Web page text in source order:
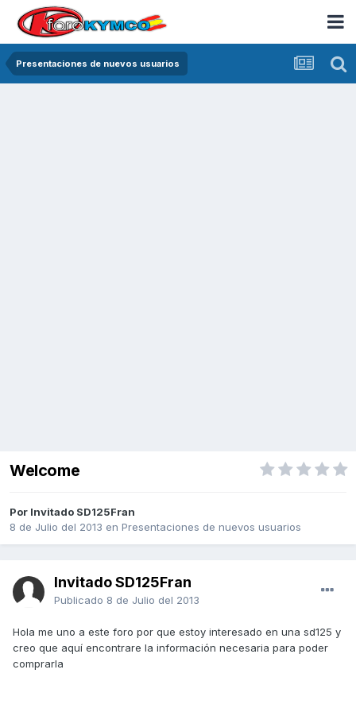
Presentaciones de nuevos usuarios
Welcome
Por Invitado SD125Fran
8 de Julio del 2013 en Presentaciones de nuevos usuarios
Invitado SD125Fran
Publicado 8 de Julio del 2013
Hola me uno a este foro por que estoy interesado en una sd125 y
creo que aquí encontrare la información necesaria para poder
comprarla